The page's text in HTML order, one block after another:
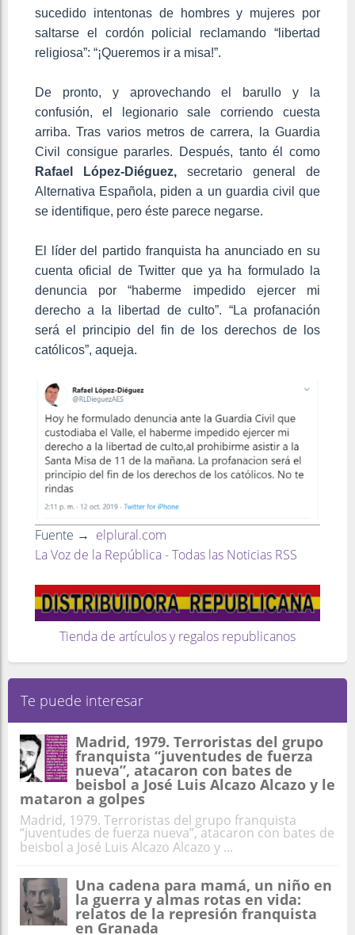
sucedido intentonas de hombres y mujeres por
saltarse el cordón policial reclamando “libertad
religiosa”: “¡Queremos ir a misa!”.
De pronto, y aprovechando el barullo y la
confusión, el legionario sale corriendo cuesta
arriba. Tras varios metros de carrera, la Guardia
Civil consigue pararles. Después, tanto él como
Rafael López-Diéguez, secretario general de
Alternativa Española, piden a un guardia civil que
se identifique, pero éste parece negarse.
El líder del partido franquista ha anunciado en su
cuenta oficial de Twitter que ya ha formulado la
denuncia por “haberme impedido ejercer mi
derecho a la libertad de culto”. “La profanación
será el principio del fin de los derechos de los
católicos”, aqueja.
Fuente → elplural.com
La Voz de la República - Todas las Noticias RSS
Tienda de artículos y regalos republicanos
Te puede interesar
Madrid, 1979. Terroristas del grupo
franquista “juventudes de fuerza
nueva”, atacaron con bates de
beisbol a José Luis Alcazo Alcazo y le
mataron a golpes
Madrid, 1979. Terroristas del grupo franquista
“juventudes de fuerza nueva”, atacaron con bates de
beisbol a José Luis Alcazo Alcazo y ...
Una cadena para mamá, un niño en
la guerra y almas rotas en vida:
relatos de la represión franquista
en Granada